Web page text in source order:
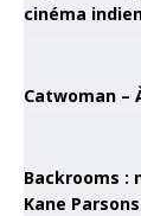
cinéma
Catwoman –
Backrooms :
Kane Parsons